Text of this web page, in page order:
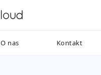
O nas Kontakt